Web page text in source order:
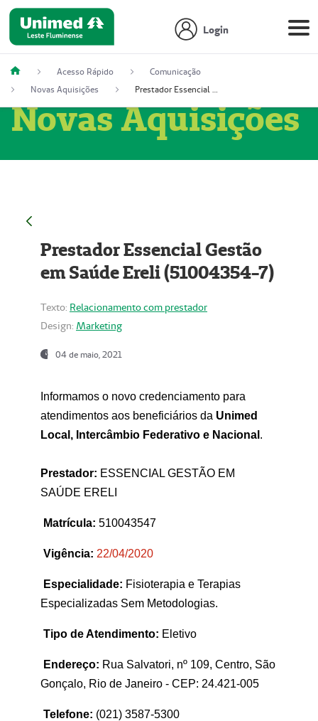
Login
Acesso Rápido
Comunicação
Novas Aquisições
Prestador Essencial Gestão em Saúde Ereli (51004354-7)
Novas Aquisições
Prestador Essencial Gestão
em Saúde Ereli (51004354-7)
Texto: Relacionamento com prestador
Design: Marketing
04 de maio, 2021
Informamos o novo credenciamento para
atendimentos aos beneficiários da Unimed
Local, Intercâmbio Federativo e Nacional .
Prestador: ESSENCIAL GESTÃO EM
SAÚDE ERELI
Matrícula: 510043547
Vigência: 22/04/2020
Especialidade: Fisioterapia e Terapias
Especializadas Sem Metodologias.
Tipo de Atendimento: Eletivo
Endereço: Rua Salvatori, nº 109, Centro, São
Gonçalo, Rio de Janeiro - CEP: 24.421-005
Telefone: (021) 3587-5300